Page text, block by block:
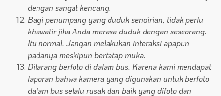
dengan sangat kencang.
Bagi penumpang yang duduk sendirian, tidak perlu
khawatir jika Anda merasa duduk dengan seseorang.
Itu normal. Jangan melakukan interaksi apapun
padanya meskipun bertatap muka.
Dilarang berfoto di dalam bus. Karena kami mendapat
laporan bahwa kamera yang digunakan untuk berfoto
dalam bus selalu rusak dan baik yang difoto dan